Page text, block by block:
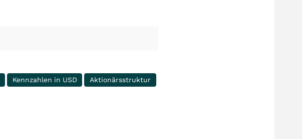
Kennzahlen in USD Aktionärsstruktur